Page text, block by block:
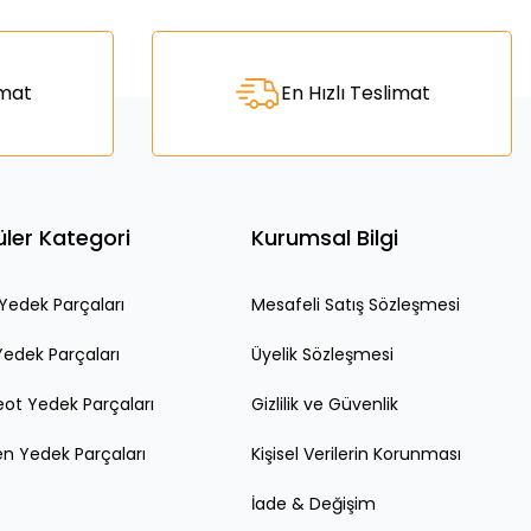
En Hızlı Teslimat
Kategori
Parçaları
Parçaları
Yedek Parçaları
Yedek Parçaları
Kurumsal Bilgi
Mesafeli Satış Sözleşmesi
Üyelik Sözleşmesi
Gizlilik ve Güvenlik
Kişisel Verilerin Korunması
İade & Değişim